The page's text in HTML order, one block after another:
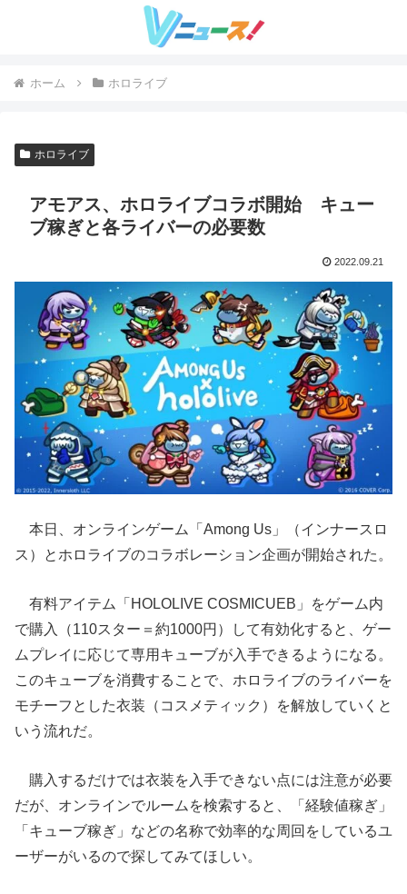
ホーム ホロライブ
ホロライブ
アモアス、ホロライブコラボ開始 キュー
ブ稼ぎと各ライバーの必要数
2022.09.21
本日、オンラインゲーム「Among Us」（インナースロ
ス）とホロライブのコラボレーション企画が開始された。
有料アイテム「HOLOLIVE COSMICUEB」をゲーム内
で購入（110スター＝約1000円）して有効化すると、ゲー
ムプレイに応じて専用キューブが入手できるようになる。
このキューブを消費することで、ホロライブのライバーを
モチーフとした衣装（コスメティック）を解放していくと
いう流れだ。
購入するだけでは衣装を入手できない点には注意が必要
だが、オンラインでルームを検索すると、「経験値稼ぎ」
「キューブ稼ぎ」などの名称で効率的な周回をしているユ
ーザーがいるので探してみてほしい。